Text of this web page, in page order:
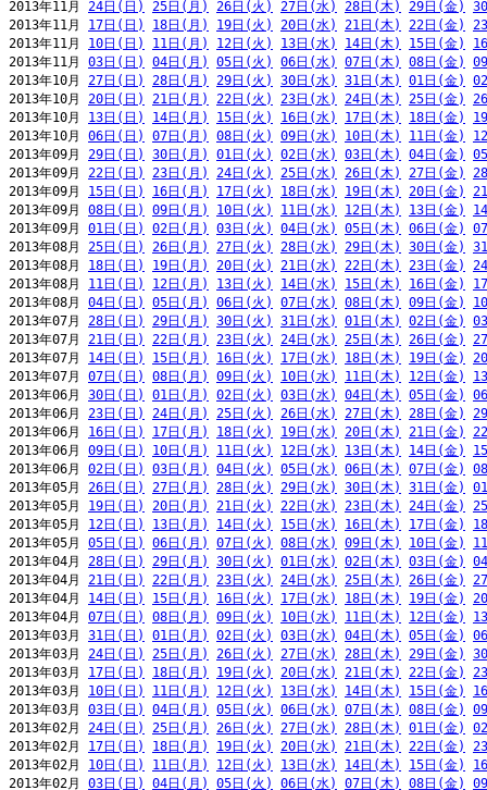
2013年11月 24日(日) 25日(月) 26日(火) 27日(水) 28日(木) 29日(金)
2013年11月 17日(日) 18日(月) 19日(火) 20日(水) 21日(木) 22日(金)
2013年11月 10日(日) 11日(月) 12日(火) 13日(水) 14日(木) 15日(金)
2013年11月 03日(日) 04日(月) 05日(火) 06日(水) 07日(木) 08日(金)
2013年10月 27日(日) 28日(月) 29日(火) 30日(水) 31日(木) 01日(金)
2013年10月 20日(日) 21日(月) 22日(火) 23日(水) 24日(木) 25日(金)
2013年10月 13日(日) 14日(月) 15日(火) 16日(水) 17日(木) 18日(金)
2013年10月 06日(日) 07日(月) 08日(火) 09日(水) 10日(木) 11日(金)
2013年09月 29日(日) 30日(月) 01日(火) 02日(水) 03日(木) 04日(金)
2013年09月 22日(日) 23日(月) 24日(火) 25日(水) 26日(木) 27日(金)
2013年09月 15日(日) 16日(月) 17日(火) 18日(水) 19日(木) 20日(金)
2013年09月 08日(日) 09日(月) 10日(火) 11日(水) 12日(木) 13日(金)
2013年09月 01日(日) 02日(月) 03日(火) 04日(水) 05日(木) 06日(金)
2013年08月 25日(日) 26日(月) 27日(火) 28日(水) 29日(木) 30日(金)
2013年08月 18日(日) 19日(月) 20日(火) 21日(水) 22日(木) 23日(金)
2013年08月 11日(日) 12日(月) 13日(火) 14日(水) 15日(木) 16日(金)
2013年08月 04日(日) 05日(月) 06日(火) 07日(水) 08日(木) 09日(金)
2013年07月 28日(日) 29日(月) 30日(火) 31日(水) 01日(木) 02日(金)
2013年07月 21日(日) 22日(月) 23日(火) 24日(水) 25日(木) 26日(金)
2013年07月 14日(日) 15日(月) 16日(火) 17日(水) 18日(木) 19日(金)
2013年07月 07日(日) 08日(月) 09日(火) 10日(水) 11日(木) 12日(金)
2013年06月 30日(日) 01日(月) 02日(火) 03日(水) 04日(木) 05日(金)
2013年06月 23日(日) 24日(月) 25日(火) 26日(水) 27日(木) 28日(金)
2013年06月 16日(日) 17日(月) 18日(火) 19日(水) 20日(木) 21日(金)
2013年06月 09日(日) 10日(月) 11日(火) 12日(水) 13日(木) 14日(金)
2013年06月 02日(日) 03日(月) 04日(火) 05日(水) 06日(木) 07日(金)
2013年05月 26日(日) 27日(月) 28日(火) 29日(水) 30日(木) 31日(金)
2013年05月 19日(日) 20日(月) 21日(火) 22日(水) 23日(木) 24日(金)
2013年05月 12日(日) 13日(月) 14日(火) 15日(水) 16日(木) 17日(金)
2013年05月 05日(日) 06日(月) 07日(火) 08日(水) 09日(木) 10日(金)
2013年04月 28日(日) 29日(月) 30日(火) 01日(水) 02日(木) 03日(金)
2013年04月 21日(日) 22日(月) 23日(火) 24日(水) 25日(木) 26日(金)
2013年04月 14日(日) 15日(月) 16日(火) 17日(水) 18日(木) 19日(金)
2013年04月 07日(日) 08日(月) 09日(火) 10日(水) 11日(木) 12日(金)
2013年03月 31日(日) 01日(月) 02日(火) 03日(水) 04日(木) 05日(金)
2013年03月 24日(日) 25日(月) 26日(火) 27日(水) 28日(木) 29日(金)
2013年03月 17日(日) 18日(月) 19日(火) 20日(水) 21日(木) 22日(金)
2013年03月 10日(日) 11日(月) 12日(火) 13日(水) 14日(木) 15日(金)
2013年03月 03日(日) 04日(月) 05日(火) 06日(水) 07日(木) 08日(金)
2013年02月 24日(日) 25日(月) 26日(火) 27日(水) 28日(木) 01日(金)
2013年02月 17日(日) 18日(月) 19日(火) 20日(水) 21日(木) 22日(金)
2013年02月 10日(日) 11日(月) 12日(火) 13日(水) 14日(木) 15日(金)
2013年02月 03日(日) 04日(月) 05日(火) 06日(水) 07日(木) 08日(金)